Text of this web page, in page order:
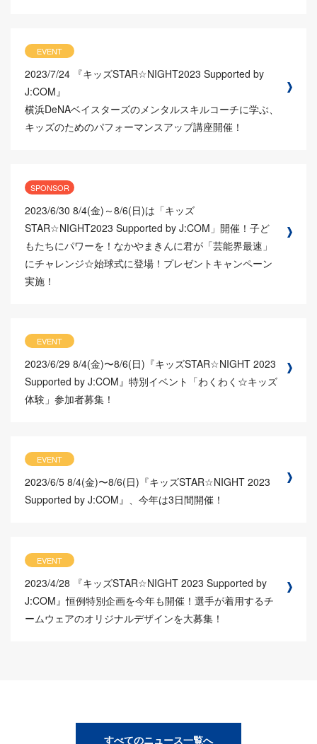
EVENT
2023/7/24 『キッズSTAR☆NIGHT2023 Supported by
J:COM』
横浜DeNAベイスターズのメンタルスキルコーチに学ぶ、
キッズのためのパフォーマンスアップ講座開催！
SPONSOR
2023/6/30 8/4(金)～8/6(日)は「キッズ
STAR☆NIGHT2023 Supported by J:COM」開催！子ど
もたちにパワーを！なかやまきんに君が「芸能界最速」
にチャレンジ☆始球式に登場！プレゼントキャンペーン
実施！
EVENT
2023/6/29 8/4(金)〜8/6(日)『キッズSTAR☆NIGHT 2023
Supported by J:COM』特別イベント「わくわく☆キッズ
体験」参加者募集！
EVENT
2023/6/5 8/4(金)〜8/6(日)『キッズSTAR☆NIGHT 2023
Supported by J:COM』、今年は3日間開催！
EVENT
2023/4/28
『キッズSTAR☆NIGHT 2023 Supported by
J:COM』恒例特別企画を今年も開催！選手が着用するチ
ームウェアのオリジナルデザインを大募集！
すべてのニュース一覧へ